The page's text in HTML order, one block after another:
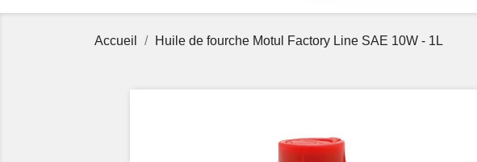
Accueil Huile de fourche Motul Factory Line SAE 10W - 1L